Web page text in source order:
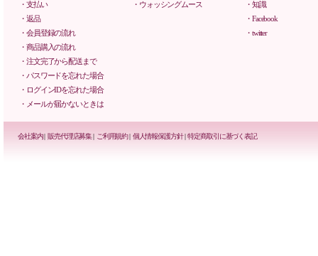
・支払い
・ウォッシングムース
・知識
・返品
・Facebook
・会員登録の流れ
・twitter
・商品購入の流れ
・注文完了から配送まで
・パスワードを忘れた場合
・ログインIDを忘れた場合
・メールが届かないときは
会社案内| 販売代理店募集| ご利用規約| 個人情報保護方針|特定商取引に基づく表記